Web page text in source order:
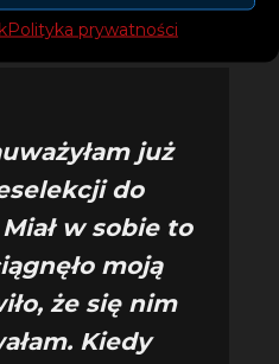
Polityka prywatności
już
do
w sobie to
moją
że się nim
Kiedy